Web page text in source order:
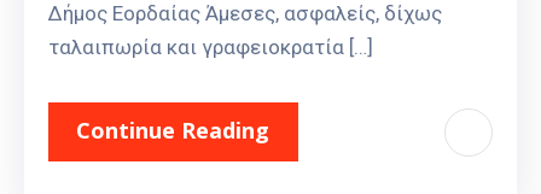
Δήμος Εορδαίας Άμεσες, ασφαλείς, δίχως
ταλαιπωρία και γραφειοκρατία […]
Continue Reading